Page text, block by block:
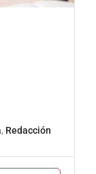
, Redacción